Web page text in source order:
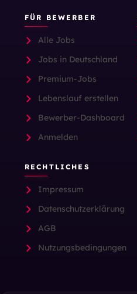
FÜR BEWERBER
Alle Jobs
Jobs in Deutschland
Premium-Jobs
Lebenslauf erstellen
Bewerber-Dashboard
Anmelden
RECHTLICHES
Impressum
Datenschutzerklärung
AGB
Nutzungsbedingungen